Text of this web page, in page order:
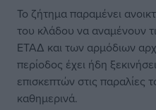
Το ζήτημα παραμένει
του κλάδου να αναμένουν
ΕΤΑΔ και των αρμόδιων
περίοδος έχει ήδη
επισκεπτών στις παραλίες
καθημερινά.